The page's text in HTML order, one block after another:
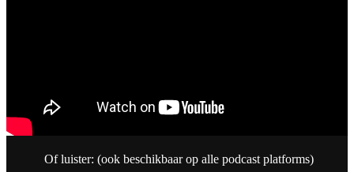
Of luister: (ook beschikbaar op alle podcast platforms)